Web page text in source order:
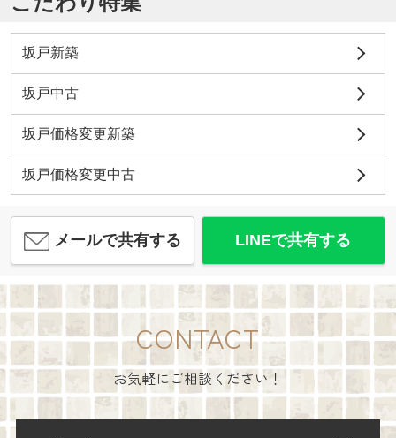
坂戸新築
坂戸中古
坂戸価格変更新築
坂戸価格変更中古
メールで共有する LINEで共有する
CONTACT
お気軽にご相談ください！